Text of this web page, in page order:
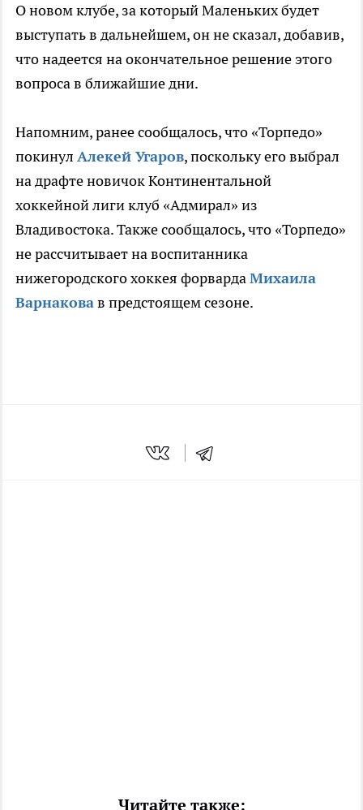
О новом клубе, за который Маленьких будет
выступать в дальнейшем, он не сказал, добавив,
что надеется на окончательное решение этого
вопроса в ближайшие дни.
Напомним, ранее сообщалось, что «Торпедо»
покинул Алекей Угаров, поскольку его выбрал
на драфте новичок Континентальной
хоккейной лиги клуб «Адмирал» из
Владивостока. Также сообщалось, что «Торпедо»
не рассчитывает на воспитанника
нижегородского хоккея форвардаМихаила
Варнаковав предстоящем сезоне.
Читайте также: